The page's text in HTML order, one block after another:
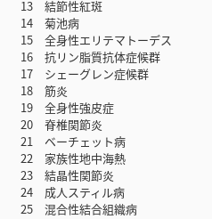
13 結節性紅斑
14 菊池病
15 全身性エリテマトーデス
16 抗リン脂質抗体症候群
17 シェーグレン症候群
18 筋炎
19 全身性強皮症
20 脊椎関節炎
21 ベーチェット病
22 家族性地中海熱
23 結晶性関節炎
24 成人スティル病
25 混合性結合組織病